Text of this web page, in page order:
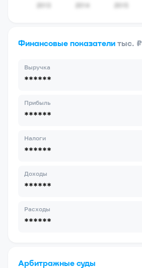
Финансовые показатели тыс. ₽
Выручка
******
Прибыль
******
Налоги
******
Доходы
******
Расходы
******
Арбитражные суды